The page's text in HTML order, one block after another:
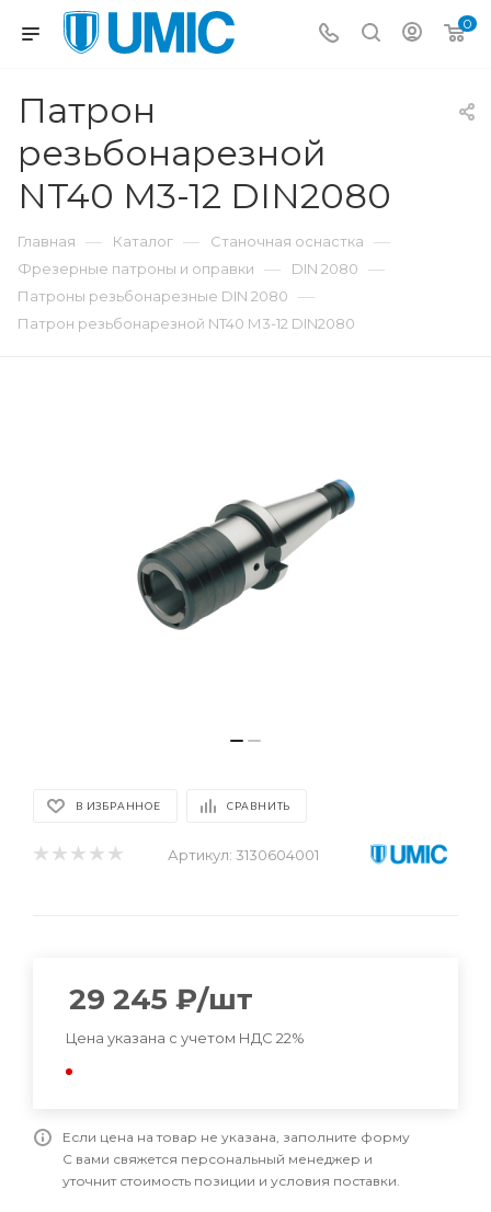
0
Патрон
резьбонарезной
NT40 М3-12 DIN2080
Главная — Каталог — Станочная оснастка —
Фрезерные патроны и оправки — DIN 2080 —
Патроны резьбонарезные DIN 2080 —
Патрон резьбонарезной NT40 М3-12 DIN2080
В ИЗБРАННОЕ СРАВНИТЬ
Артикул: 3130604001
29 245 ₽/шт
Цена указана с учетом НДС 22%
Если цена на товар не указана, заполните форму
С вами свяжется персональный менеджер и
уточнит стоимость позиции и условия поставки.